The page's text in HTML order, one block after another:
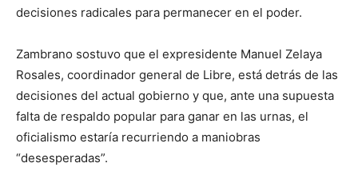
decisiones radicales para permanecer en el poder.
Zambrano sostuvo que el expresidente Manuel Zelaya
Rosales, coordinador general de Libre, está detrás de las
decisiones del actual gobierno y que, ante una supuesta
falta de respaldo popular para ganar en las urnas, el
oficialismo estaría recurriendo a maniobras
“desesperadas”.